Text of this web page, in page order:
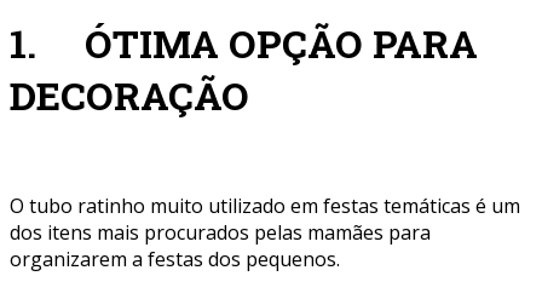
1. ÓTIMA OPÇÃO PARA
DECORAÇÃO
O tubo ratinho muito utilizado em festas temáticas é um
dos itens mais procurados pelas mamães para
organizarem a festas dos pequenos.